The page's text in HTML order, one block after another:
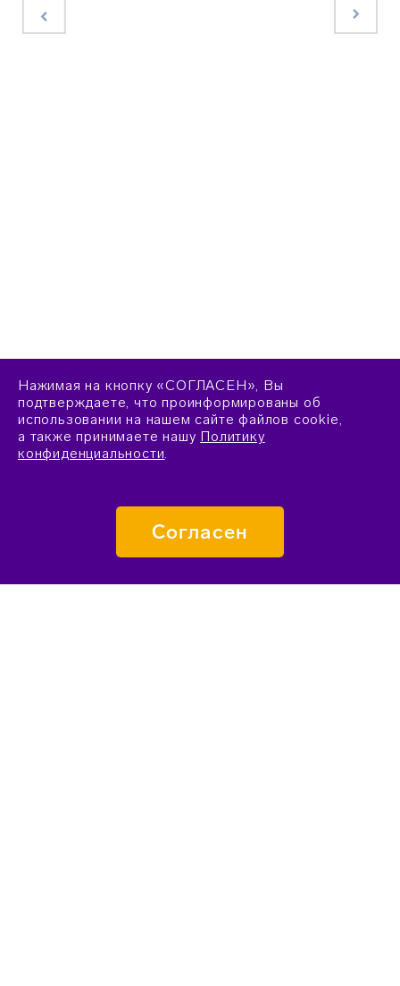
× ×
Нажимая на кнопку «СОГЛАСЕН», Вы
подтверждаете, что проинформированы об
использовании на нашем сайте файлов cookie,
а также принимаете нашу Политику
конфиденциальности.
Согласен